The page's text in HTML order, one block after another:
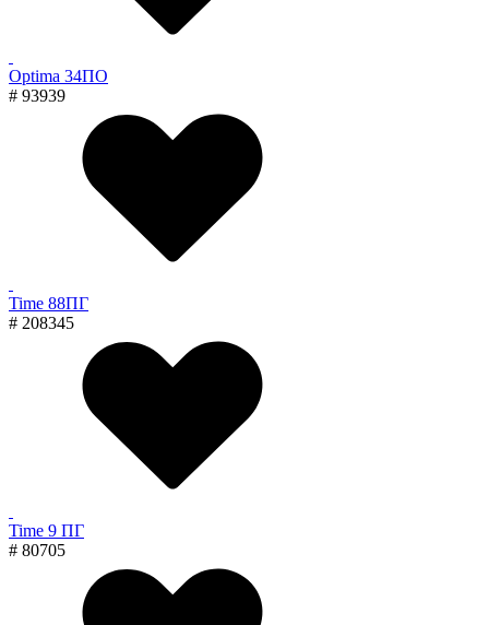
Optima 34ПО
# 93939
Time 88ПГ
# 208345
Time 9 ПГ
# 80705